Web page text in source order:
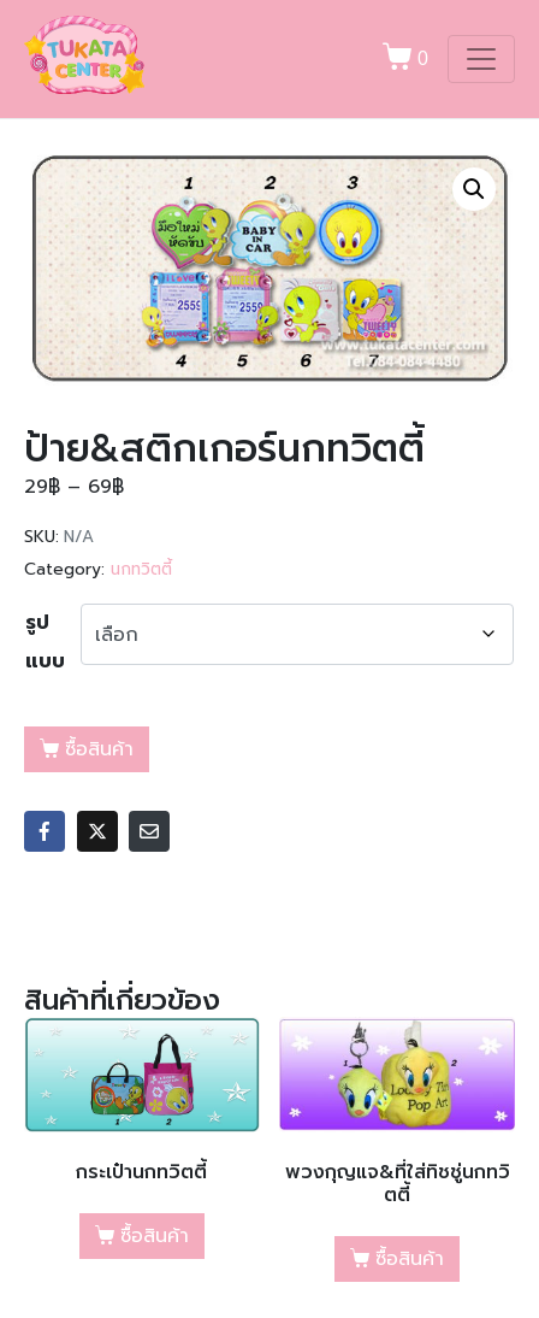
0
ป้าย&สติกเกอร์นกทวิตตี้
29฿ – 69฿
SKU: N/A
Category: นกทวิตตี้
รูป
แบบ
ซื้อสินค้า
สินค้าที่เกี่ยวข้อง
กระเป๋านกทวิตตี้
ซื้อสินค้า
พวงกุญแจ&ที่ใส่ทิชชู่นกทวิ
ตตี้
ซื้อสินค้า